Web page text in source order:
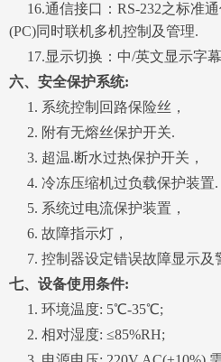
16.通信接口：RS-232之标准
(PC)同时联机多机控制及管理.
17.显示切换：中/英文显示字
六、安全保护系统:
1. 系统控制回路保险丝，
2. 附有无熔丝保护开关.
3. 超温.断水过热保护开关，
4. 冷冻压缩机过负载保护装置.
5. 系统过电流保护装置，
6. 故障指示灯，
7. 控制器设定错误故障显示及
七、设备使用条件:
1. 环境温度: 5℃-35℃;
2. 相对湿度: ≤85%RH;